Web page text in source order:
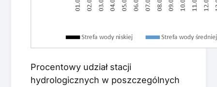
Procentowy udział stacji
hydrologicznych w poszczególnych